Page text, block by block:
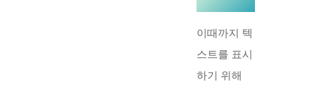
이때까지 텍
스트를 표시
하기 위해